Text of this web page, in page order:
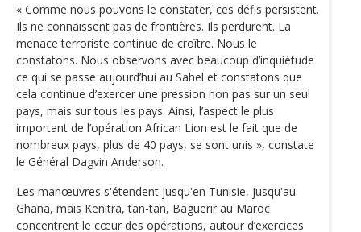
« Comme nous pouvons le constater, ces défis persistent.
Ils ne connaissent pas de frontières. Ils perdurent. La
menace terroriste continue de croître. Nous le
constatons. Nous observons avec beaucoup d’inquiétude
ce qui se passe aujourd’hui au Sahel et constatons que
cela continue d’exercer une pression non pas sur un seul
pays, mais sur tous les pays. Ainsi, l’aspect le plus
important de l’opération African Lion est le fait que de
nombreux pays, plus de 40 pays, se sont unis », constate
le Général Dagvin Anderson.
Les manœuvres s'étendent jusqu'en Tunisie, jusqu'au
Ghana, mais Kenitra, tan-tan, Baguerir au Maroc
concentrent le cœur des opérations, autour d’exercices